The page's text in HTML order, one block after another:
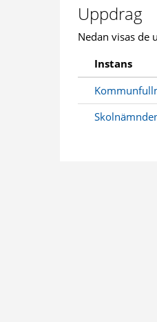
Uppdrag
Nedan visas de
Instans